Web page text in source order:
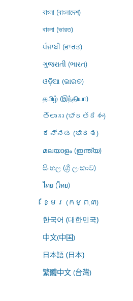
বাংলা (বাংলাদেশ)
বাংলা (ভারত)
ਪੰਜਾਬੀ (ਭਾਰਤ)
ગુજરાતી (ભારત)
ଓଡ଼ିଆ (ଭାରତ)
தமிழ் (இந்தியா)
తెలుగు (భారతదేశం)
ಕನ್ನಡ (ಭಾರತ)
മലയാളം (ഇന്ത്യ)
සිංහල (ශ්‍රී ලංකාව)
ไทย (ไทย)
ខ្មែរ (កម្ពុជា)
한국어 (대한민국)
中文(中国)
日本語 (日本)
繁體中文 (台灣)